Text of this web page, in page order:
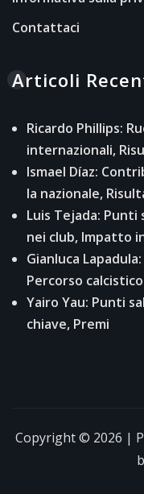
Contattaci
Articoli
Ricardo Phillips:
internazionali,
Ismael Díaz:
la nazionale,
Luis Tejada:
nei club, Impatto
Gianluca
Percorso calcistico
Yairo Yau: Punti
chiave, Premi
Copyright © 2026 |